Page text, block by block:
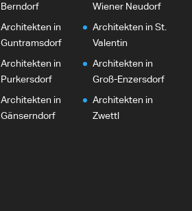
Berndorf
Wiener Neudorf
Architekten in
Guntramsdorf
Architekten in St.
Valentin
Architekten in
Purkersdorf
Architekten in
Groß-Enzersdorf
Architekten in
Gänserndorf
Architekten in
Zwettl